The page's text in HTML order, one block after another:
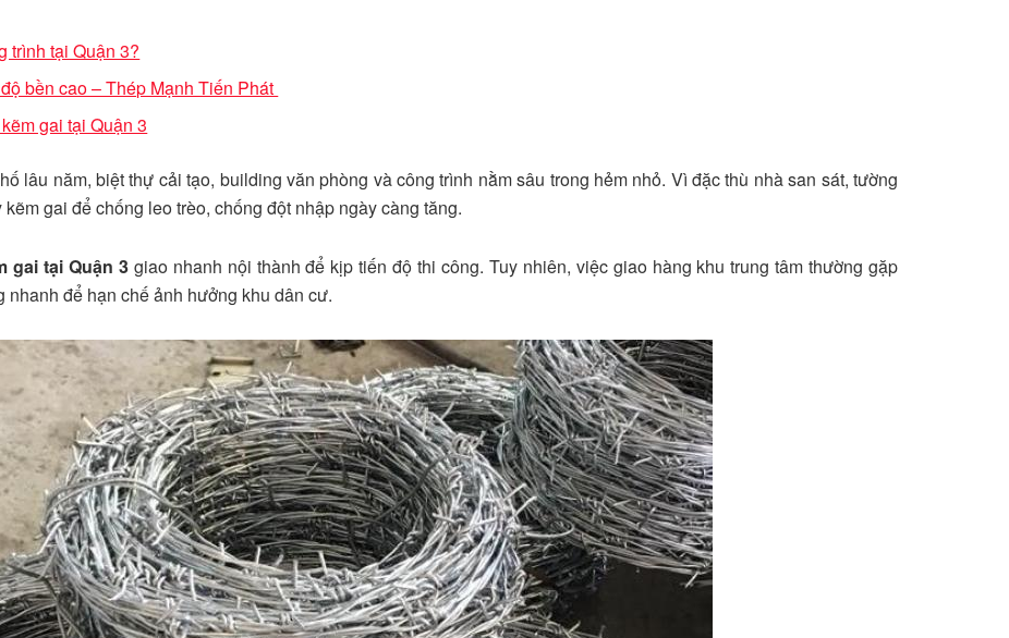
trình tại Quận 3?
bền cao – Thép Mạnh Tiến Phát
gai tại Quận 3
lâu năm, biệt thự cải tạo, building văn phòng và công trình nằm sâu trong hẻm nhỏ. Vì đặc thù nhà san sát, tường
gai để chống leo trèo, chống đột nhập ngày càng tăng.
gai tại Quận 3giao nhanh nội thành để kịp tiến độ thi công. Tuy nhiên, việc giao hàng khu trung tâm thường gặp
để hạn chế ảnh hưởng khu dân cư.